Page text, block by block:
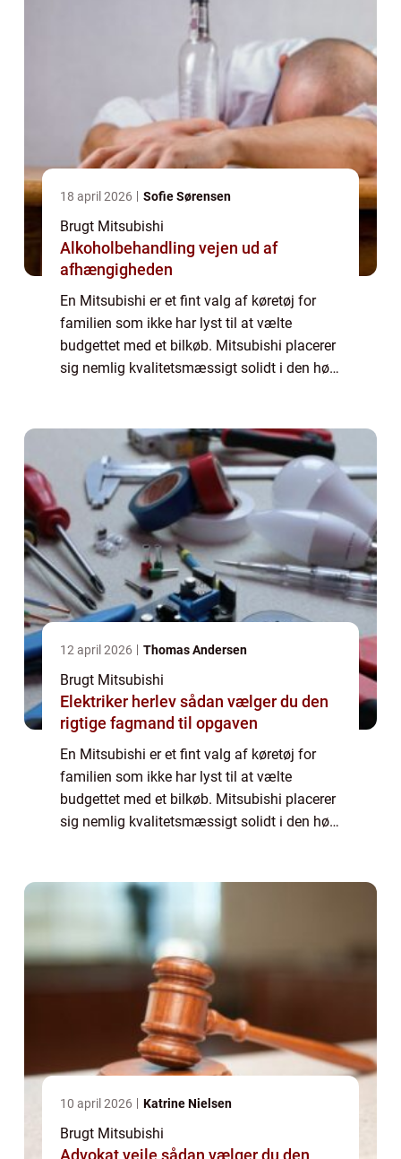
18 april 2026 Sofie Sørensen
Brugt Mitsubishi
Alkoholbehandling vejen ud af
afhængigheden
En Mitsubishi er et fint valg af køretøj for
familien som ikke har lyst til at vælte
budgettet med et bilkøb. Mitsubishi placerer
sig nemlig kvalitetsmæssigt solidt i den høje
12 april 2026 Thomas Andersen
Brugt Mitsubishi
Elektriker herlev sådan vælger du den
rigtige fagmand til opgaven
En Mitsubishi er et fint valg af køretøj for
familien som ikke har lyst til at vælte
budgettet med et bilkøb. Mitsubishi placerer
sig nemlig kvalitetsmæssigt solidt i den høje
10 april 2026 Katrine Nielsen
Brugt Mitsubishi
Advokat vejle sådan vælger du den